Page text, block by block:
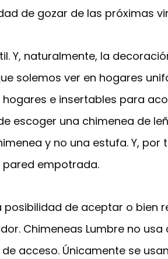
de gozar de las próximas
Y, naturalmente, la
solemos ver en hogares
e insertables para
escoger una chimenea de
y no una estufa. Y, por
empotrada.
de aceptar o bien
Chimeneas Lumbre no
acceso. Únicamente se